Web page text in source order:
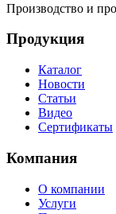
Производство и
Продукция
Каталог
Новости
Статьи
Видео
Сертификаты
Компания
О компании
Услуги